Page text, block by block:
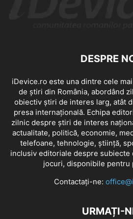
DESPRE
iDevice.ro este una dintre cele
de știri din România, abordând
obiectiv știri de interes larg, atât
presa internațională. Echipa
zilnic despre știri de interes
actualitate, politică, economie,
telefoane, tehnologie, știință,
inclusiv editoriale despre
jocuri, disponibile pentru
Contactați-ne:
URMAȚI-